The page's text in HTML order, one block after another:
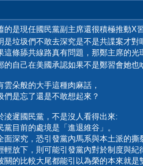
的是現任國民黨副主席還很積極推動X
是垃圾們不敢去深究是不是共諜案才
這條舔共線路真有問題，那鄭主席的光
的自己在美國承認如果不是鄭習會她
雲朵般的大手這種肉麻話，
們是忘了還是不敢想起來？
淩遲國民黨，不是沒人看得出來:
黨目前的處境是「進退維谷」。
面深究，恐引發黨內馬系與本土派的
輕放下，則可能引發黨內對於制度與紀
關的比較大尾都能引以為榮的本來就是